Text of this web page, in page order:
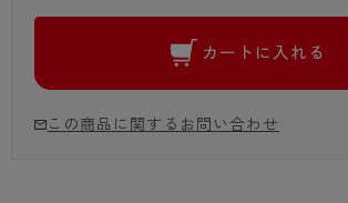
カートに入れる
この商品に関するお問い合わせ